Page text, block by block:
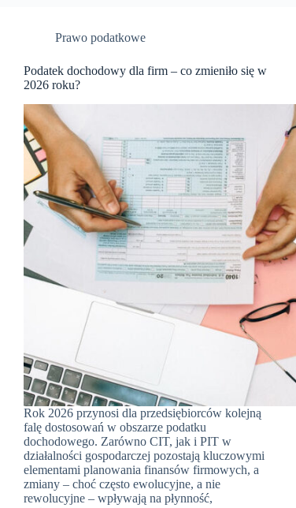
Prawo podatkowe
Podatek dochodowy dla firm – co zmieniło się w
2026 roku?
Rok 2026 przynosi dla przedsiębiorców kolejną
falę dostosowań w obszarze podatku
dochodowego. Zarówno CIT, jak i PIT w
działalności gospodarczej pozostają kluczowymi
elementami planowania finansów firmowych, a
zmiany – choć często ewolucyjne, a nie
rewolucyjne – wpływają na płynność,